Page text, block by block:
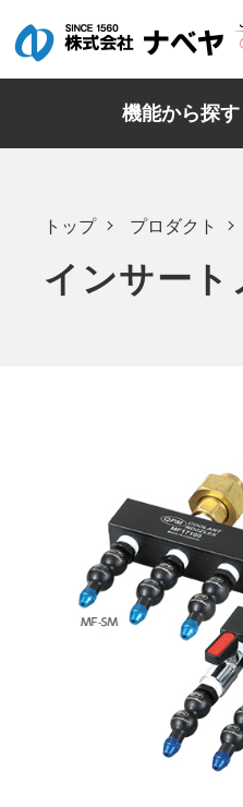
機能から探す
トップ プロダクト
インサー